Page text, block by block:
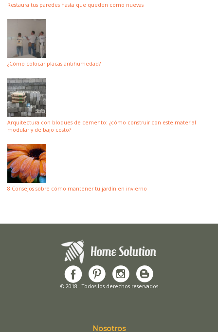
Restaura tus paredes hasta que queden como nuevas
¿Cómo colocar placas antihumedad?
Arquitectura con bloques de cemento: ¿cómo construir con este material
modular y de bajo costo?
8 Consejos sobre cómo mantener tu jardín en invierno
© 2018 - Todos los derechos reservados
Nosotros